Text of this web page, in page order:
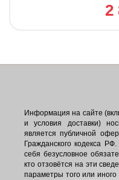
2
Информация на сайте
и условия доставки)
является публичной
Гражданского кодекса
себя безусловное
кто отзовётся на эти
параметры того или